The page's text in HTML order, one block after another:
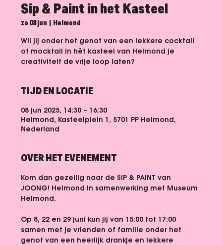
Sip & Paint in het Kasteel
zo 08 jun Helmond
Wil jij onder het genot van een lekkere cocktail
of mocktail in hèt kasteel van Helmond je
creativiteit de vrije loop laten?
TIJD EN LOCATIE
08 jun 2025, 14:30 – 16:30
Helmond, Kasteelplein 1, 5701 PP Helmond,
Nederland
OVER HET EVENEMENT
Kom dan gezellig naar de SIP & PAINT van
JOONG! Helmond in samenwerking met Museum
Helmond.
Op 8, 22 en 29 juni kun jij van 15:00 tot 17:00
samen met je vrienden of familie onder het
genot van een heerlijk drankje en lekkere